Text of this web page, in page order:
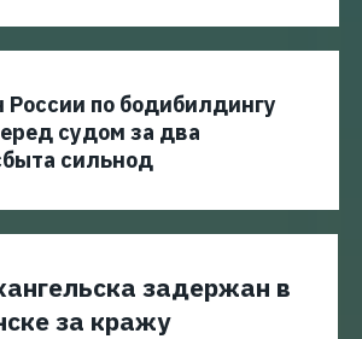
России по бодибилдингу
судом за два
сильнод
задержан в
за кражу